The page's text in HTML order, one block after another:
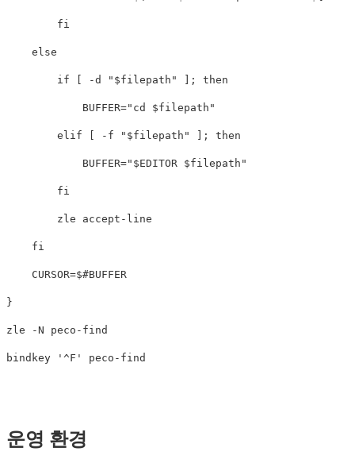
fi
    else
        if
-d " $filepath " ; then
BUFFER="cd $filepath "
elif -f " $filepath " ; then
BUFFER=" $EDITOR $filepath "
fi
zle accept-line
fi
CURSOR=$#BUFFER
}
zle -N peco-find
bindkey '^F'
운영 환경